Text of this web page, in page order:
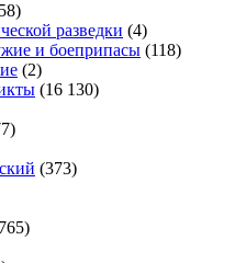
разведки (4)
и боеприпасы (118)
(2)
(16 130)
(373)